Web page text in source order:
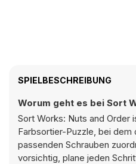
SPIELBESCHREIBUNG
Worum geht es bei Sort
Sort Works: Nuts and Order
Farbsortier-Puzzle, bei
passenden Schrauben
vorsichtig, plane jeden